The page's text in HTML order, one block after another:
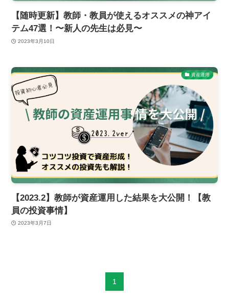
【随時更新】教師・教員が使えるオススメの神アイ
テム47選！〜新人の先生は必見〜
2023年3月10日
資産運用
【2023.2】教師が資産運用した結果を大公開！【教
員の投資事情】
2023年3月7日
1